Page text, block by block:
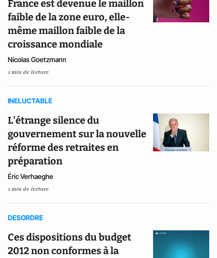
France est devenue le maillon
faible de la zone euro, elle-
même maillon faible de la
croissance mondiale
Nicolas Goetzmann
1 min de lecture
INELUCTABLE
L'étrange silence du
gouvernement sur la nouvelle
réforme des retraites en
préparation
Éric Verhaeghe
1 min de lecture
DESORDRE
Ces dispositions du budget
2012 non conformes à la